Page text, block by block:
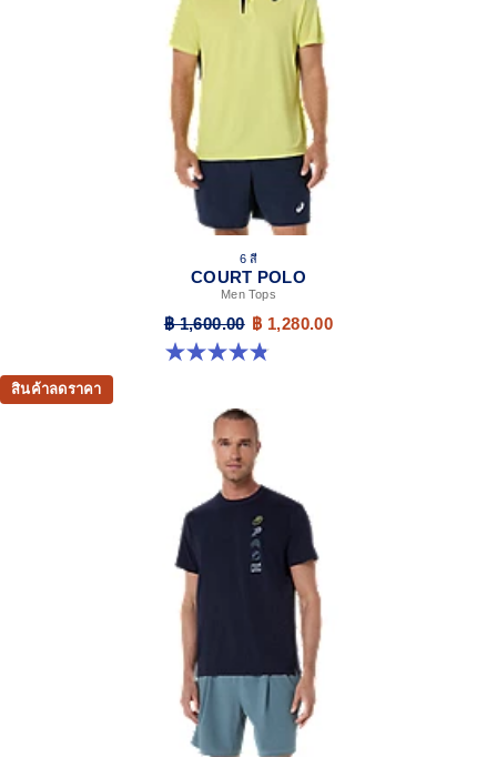
6 สี
COURT POLO
Men Tops
฿ 1,600.00 ฿ 1,280.00
4.9 จาก 5 ดาว 27 รีวิว
สินค้าลดราคา